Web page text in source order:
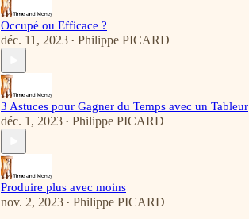
Occupé ou Efficace ?
déc. 11, 2023 • Philippe PICARD
3 Astuces pour Gagner du Temps avec un Tableur
déc. 1, 2023 • Philippe PICARD
Produire plus avec moins
nov. 2, 2023 • Philippe PICARD